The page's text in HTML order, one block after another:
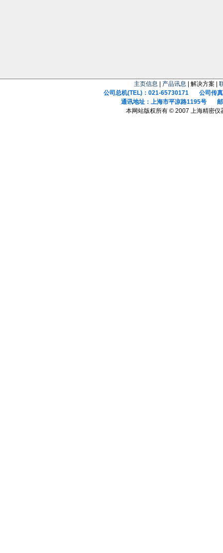
主页信息 产品讯息 | 解决方案 |
公司总机(TEL)：021-65730171 公司传真
通讯地址：上海市平凉路1195号 邮
本网站版权所有 © 2007 上海精密仪